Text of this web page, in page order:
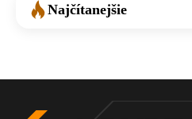
Najčítanejšie